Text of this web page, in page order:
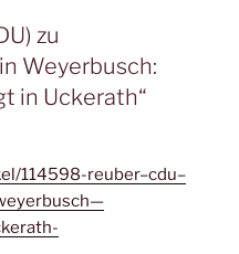
zu
Weyerbusch:
in Uckerath“
114598-reuber–cdu–